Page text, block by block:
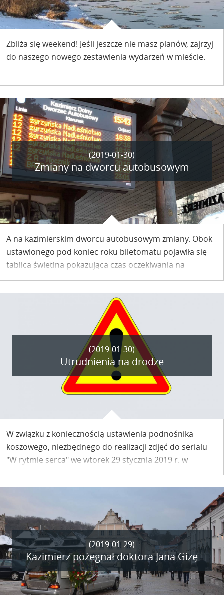
Zbliża się weekend! Jeśli jeszcze nie masz planów, zajrzyj
do naszego nowego zestawienia wydarzeń w mieście.
(2019-01-30)
Zmiany na dworcu autobusowym
A na kazimierskim dworcu autobusowym zmiany. Obok
ustawionego pod koniec roku biletomatu pojawiła się
tablica świetlna pokazująca czas oczekiwania na
autobusy miejskie.
(2019-01-30)
Utrudnienia na drodze
W związku z koniecznością ustawienia podnośnika
koszowego, niezbędnego do realizacji zdjęć do serialu
"W rytmie serca" we wtorek 29 stycznia 2019 r. w
godzinach 15.30 - 19.00 na ulicy Sadowej oraz na ulicy
Puławskiej mogą wystąpić czasowe utrudnienia w ruchu
(2019-01-29)
Kazimierz pożegnał doktora Jana Gizę